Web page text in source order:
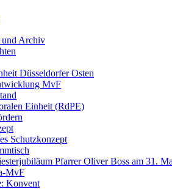
und Archiv
Düsseldorfer Osten
MvF
Einheit (RdPE)
Schutzkonzept
Pfarrer Oliver Boss am 31.
MvF
Konvent